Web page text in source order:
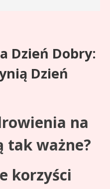
Dzień Dobry:
Dzień
na
tak ważne?
korzyści